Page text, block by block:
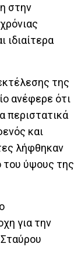
στην
ιδιαίτερα
της
ανέφερε ότι
περιστατικά
και
λήφθηκαν
του ύψους της
για την